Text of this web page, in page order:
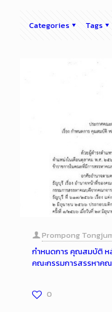
Categories Tags
Prompong
กำหนดการ คุณสมบัติ ห
คณะกรรมการสรรหาค
0